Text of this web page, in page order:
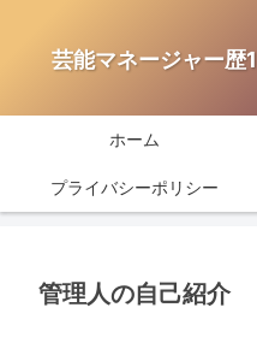
芸能マネージャー歴
ホーム
プライバシーポリシー
管理人の自己紹介